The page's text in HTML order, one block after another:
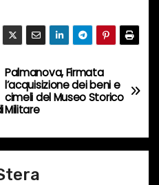
Palmanova, Firmata
l’acquisizione dei beni e
cimeli del Museo Storico
Militare